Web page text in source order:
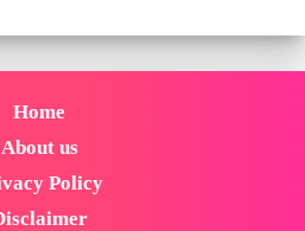
Home
About us
Policy